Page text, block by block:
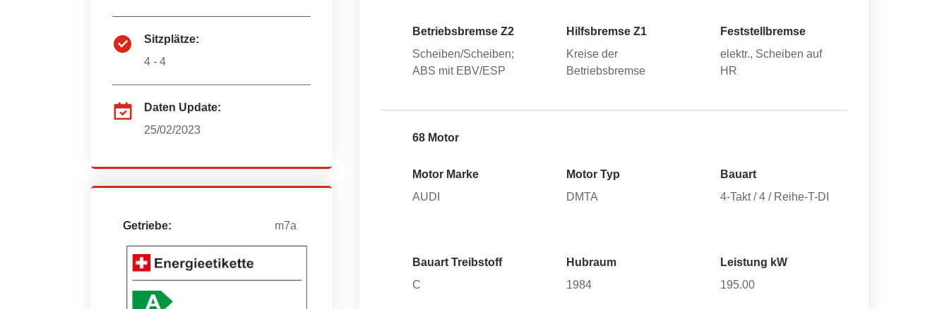
Sitzplätze:
4 - 4
Daten Update:
25/02/2023
Getriebe: m7a
Betriebsbremse Z2
Scheiben/Scheiben;
ABS mit EBV/ESP
Hilfsbremse Z1
Kreise der
Betriebsbremse
Feststellbremse
elektr., Scheiben auf
HR
68 Motor
Motor Marke
AUDI
Motor Typ
DMTA
Bauart
4-Takt / 4 / Reihe-T-DI
Bauart Treibstoff
C
Hubraum
1984
Leistung kW
195.00